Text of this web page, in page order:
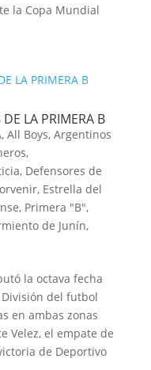
la Copa Mundial
LA PRIMERA B
, All Boys, Argentinos
,
, Defensores de
, Estrella del
, Primera "B",
de Junín,
la octava fecha
del futbol
en ambas zonas
Velez, el empate de
de Deportivo